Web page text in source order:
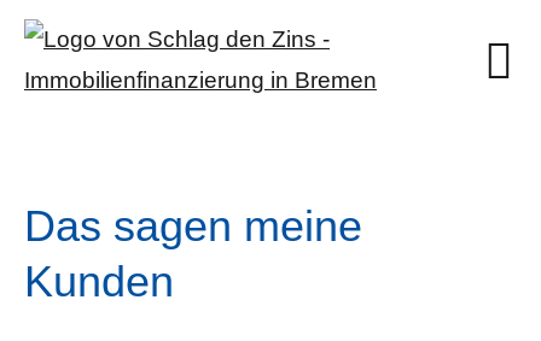
Das sagen meine
Kunden